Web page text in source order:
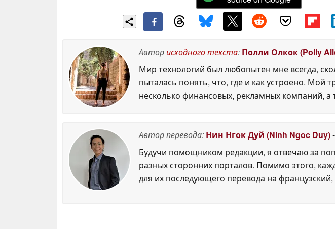
Авторисходного текста: Полли Олкок (Polly
Мир технологий был любопытен мне всегда,
пыталась понять, что, где и как устроено. Мой
несколько финансовых, рекламных компаний,
Автор перевода: Нин Нгок Дуй (Ninh Ngoc Duy)
Будучи помощником редакции, я отвечаю за
разных сторонних порталов. Помимо этого,
для их последующего перевода на